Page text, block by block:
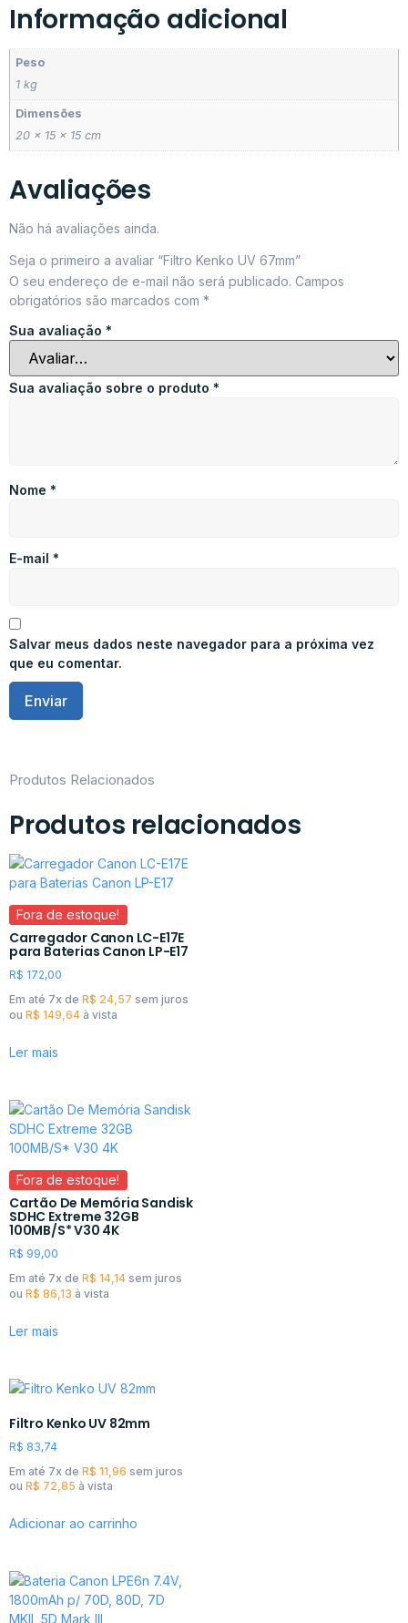
Informação adicional
Peso
1 kg
Dimensões
20 × 15 × 15 cm
Avaliações
Não há avaliações ainda.
Seja o primeiro a avaliar “Filtro Kenko UV 67mm”
O seu endereço de e-mail não será publicado. Campos
obrigatórios são marcados com *
Sua avaliação *
Sua avaliação sobre o produto *
Nome *
E-mail *
Salvar meus dados neste navegador para a próxima vez
que eu comentar.
Produtos Relacionados
Produtos relacionados
Fora de estoque!
Carregador Canon LC-E17E
para Baterias Canon LP-E17
R$ 172,00
Em até 7x de R$ 24,57 sem juros
ou R$ 149,64 à vista
Ler mais
Fora de estoque!
Cartão De Memória Sandisk
SDHC Extreme 32GB
100MB/S* V30 4K
R$ 99,00
Em até 7x de R$ 14,14 sem juros
ou R$ 86,13 à vista
Ler mais
Filtro Kenko UV 82mm
R$ 83,74
Em até 7x de R$ 11,96 sem juros
ou R$ 72,85 à vista
Adicionar ao carrinho